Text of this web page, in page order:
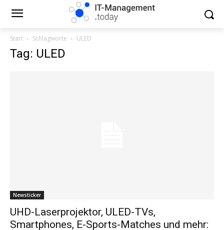
Start Schlagworte ULED
Tag: ULED
Newsticker
UHD-Laserprojektor, ULED-TVs,
Smartphones, E-Sports-Matches und mehr: